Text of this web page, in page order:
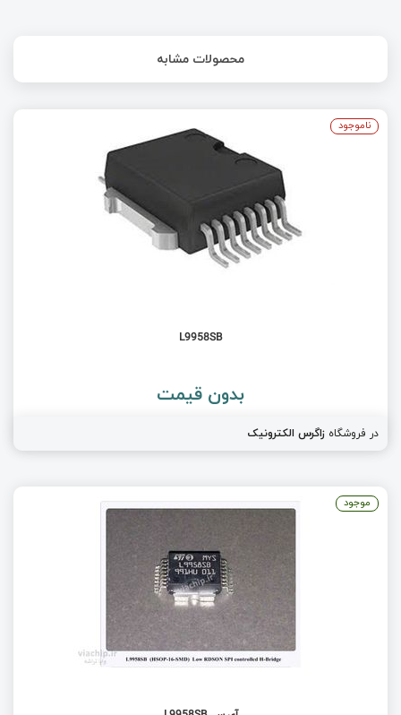
محصولات مشابه
L9958SB
بدون قیمت
در فروشگاه زاگرس الکترونیک
ناموجود
موجود